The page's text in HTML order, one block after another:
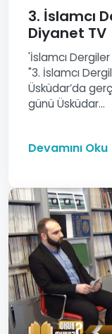
3. İslamcı
Diyanet TV
'İslamcı
"3. İslamcı
Üsküdar’da
günü Üsküdar...
Devamını